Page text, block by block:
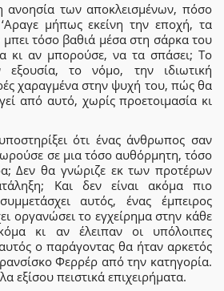
ανοησία των αποκλεισμένων, πόσο
μήπως εκείνη την εποχή, τα
τόσο βαθιά μέσα στη σάρκα του
κι αν μπορούσε, να τα σπάσει; Το
το νόμο, την ιδιωτική
χαραγμένα στην ψυχή του, πώς θα
από αυτό, χωρίς προετοιμασία κι
ότι ένας άνθρωπος σαν
σε μια τόσο αυθόρμητη, τόσο
Δεν θα γνώριζε εκ των προτέρων
Και δεν είναι ακόμα πιο
αυτός, ένας έμπειρος
οργανώσει το εγχείρημα στην κάθε
κι αν έλειπαν οι υπόλοιπες
ο παράγοντας θα ήταν αρκετός
Φερρέρ από την κατηγορία.
εξίσου πειστικά επιχειρήματα.